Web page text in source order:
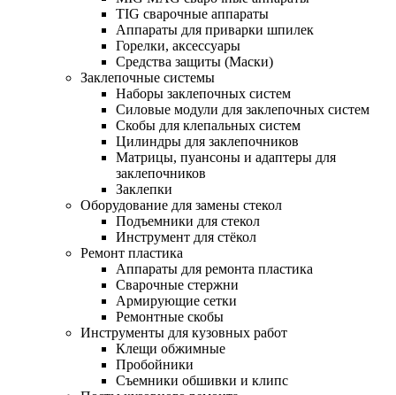
TIG сварочные аппараты
Аппараты для приварки шпилек
Горелки, аксессуары
Средства защиты (Маски)
Заклепочные системы
Наборы заклепочных систем
Силовые модули для заклепочных систем
Скобы для клепальных систем
Цилиндры для заклепочников
Матрицы, пуансоны и адаптеры для
заклепочников
Заклепки
Оборудование для замены стекол
Подъемники для стекол
Инструмент для стёкол
Ремонт пластика
Аппараты для ремонта пластика
Сварочные стержни
Армирующие сетки
Ремонтные скобы
Инструменты для кузовных работ
Клещи обжимные
Пробойники
Съемники обшивки и клипс